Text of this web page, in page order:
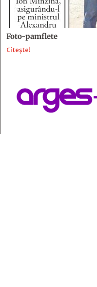
Foto-pamflete
Citește!